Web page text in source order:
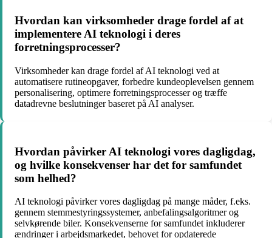
Hvordan kan virksomheder drage fordel af at
implementere AI teknologi i deres
forretningsprocesser?
Virksomheder kan drage fordel af AI teknologi ved at
automatisere rutineopgaver, forbedre kundeoplevelsen gennem
personalisering, optimere forretningsprocesser og træffe
datadrevne beslutninger baseret på AI analyser.
Hvordan påvirker AI teknologi vores dagligdag,
og hvilke konsekvenser har det for samfundet
som helhed?
AI teknologi påvirker vores dagligdag på mange måder, f.eks.
gennem stemmestyringssystemer, anbefalingsalgoritmer og
selvkørende biler. Konsekvenserne for samfundet inkluderer
ændringer i arbejdsmarkedet, behovet for opdaterede